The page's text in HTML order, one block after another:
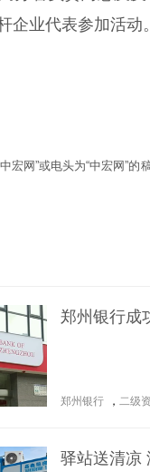
企业代表参加活动
中宏网”或电头为“中宏网”
郑州银行成
郑州银行 ， 二级
驿站送清凉